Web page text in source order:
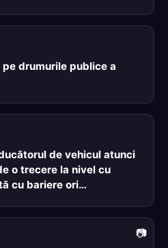
drumurile publice a
de vehicul atunci
o trecere la nivel cu
cu bariere ori